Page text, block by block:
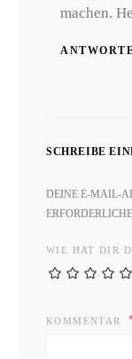
machen.
SCHREIBE
DEINE E-MAIL-
WIE HAT DIR
KOMMENTAR